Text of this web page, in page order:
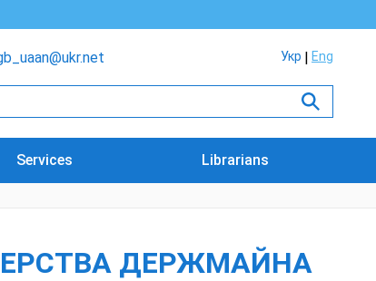
Укр Eng
Services Librarians
ДЕРЖМАЙНА